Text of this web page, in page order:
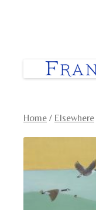
Home / Elsewhere